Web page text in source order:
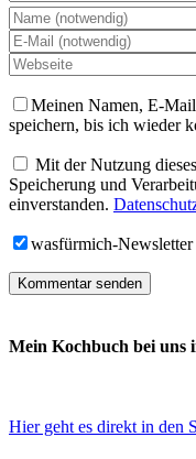
Meinen Namen, E-
speichern, bis ich wieder
Mit der Nutzung
Speicherung und
einverstanden.
wasfürmich-Newsletter
Mein Kochbuch bei uns
Hier geht es direkt in den